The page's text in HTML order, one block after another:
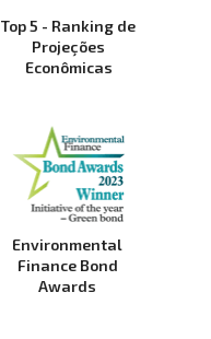
Environmental
Finance Bond
Awards
Top 5 - Ranking de
Projeções
Econômicas